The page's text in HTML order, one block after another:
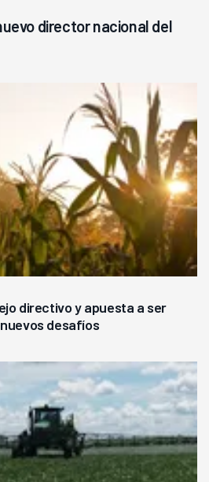
director nacional del
directivo y apuesta a ser
desafíos